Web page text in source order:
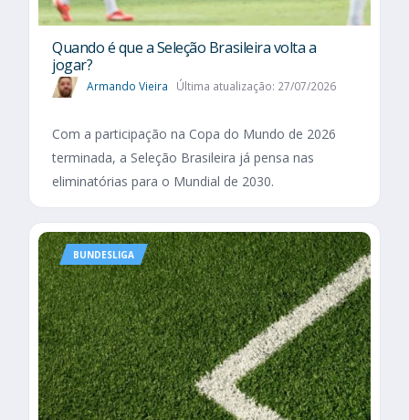
Quando é que a Seleção Brasileira volta a
jogar?
Armando Vieira Última atualização: 27/07/2026
Com a participação na Copa do Mundo de 2026
terminada, a Seleção Brasileira já pensa nas
eliminatórias para o Mundial de 2030.
BUNDESLIGA